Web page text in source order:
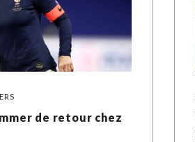
de retour chez